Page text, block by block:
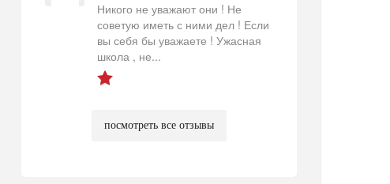
Никого не уважают они ! Не
советую иметь с ними дел ! Если
вы себя бы уважаете ! Ужасная
школа , не...
посмотреть все отзывы